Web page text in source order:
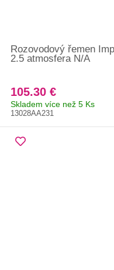
Rozovodový řemen
2.5 atmosfera N/A
105.30 €
Skladem více než 5 Ks
13028AA231